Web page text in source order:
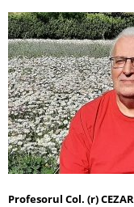
Profesorul Col. (r)